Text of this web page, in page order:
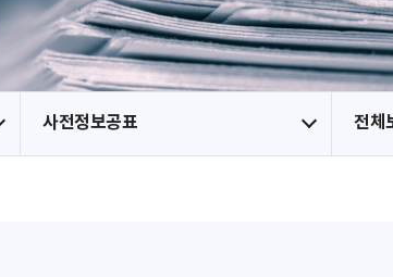
사전정보공표 전체